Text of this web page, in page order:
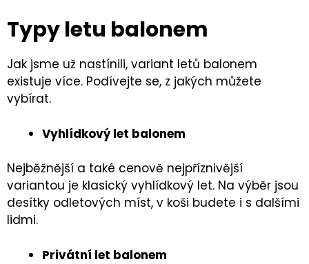
Typy letu balonem
Jak jsme už nastínili, variant letů balonem
existuje více. Podívejte se, z jakých můžete
vybírat.
Vyhlídkový let balonem
Nejběžnější a také cenově nejpříznivější
variantou je klasický vyhlídkový let. Na výběr jsou
desítky odletových míst, v koši budete i s dalšími
lidmi.
Privátní let balonem